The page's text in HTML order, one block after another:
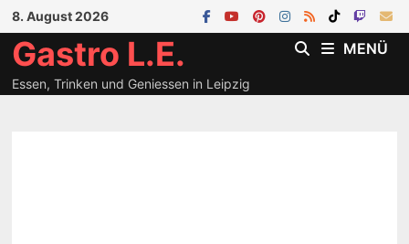
Zum
Inhalt
springen
8. August 2026
Gastro L.E.
Essen, Trinken und Geniessen in Leipzig
MENÜ